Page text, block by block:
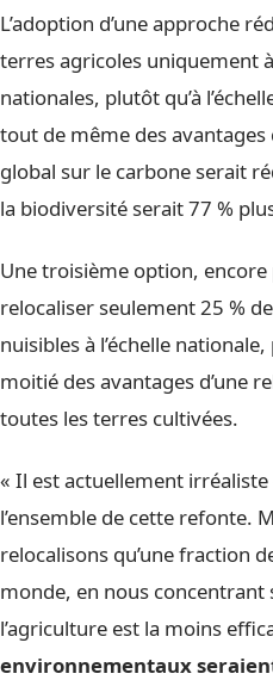
L’adoption d’une approche
terres agricoles uniquement
nationales, plutôt qu’à
tout de même des avantages
global sur le carbone serait
la biodiversité serait 77 %
Une troisième option,
relocaliser seulement 25 %
nuisibles à l’échelle
moitié des avantages d’une
toutes les terres cultivées.
« Il est actuellement
l’ensemble de cette refonte.
relocalisons qu’une fraction
monde, en nous concentrant
l’agriculture est la moins
environnementaux